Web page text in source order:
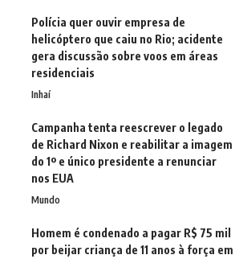
Polícia quer ouvir empresa de
helicóptero que caiu no Rio; acidente
gera discussão sobre voos em áreas
residenciais
Inhaí
Campanha tenta reescrever o legado
de Richard Nixon e reabilitar a imagem
do 1º e único presidente a renunciar
nos EUA
Mundo
Homem é condenado a pagar R$ 75 mil
por beijar criança de 11 anos à força em